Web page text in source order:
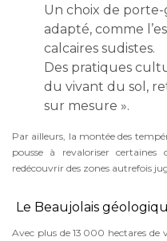
Un choix de
adapté, comme
calcaires sudistes.
Des pratiques
du vivant du sol,
sur mesure ».
Par ailleurs, la montée des
pousse à revaloriser
redécouvrir des zones autrefois
Le Beaujolais
Avec plus de 13 000 hectares de